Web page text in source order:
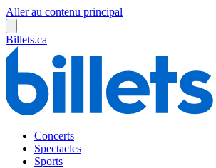
Aller au contenu principal
Billets.ca
Concerts
Spectacles
Sports